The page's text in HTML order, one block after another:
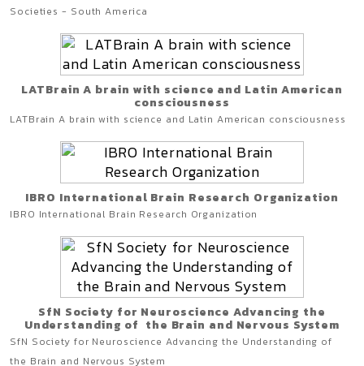
Societies - South America
LATBrain A brain with science and Latin American
consciousness
LATBrain A brain with science and Latin American consciousness
IBRO International Brain Research Organization
IBRO International Brain Research Organization
SfN Society for Neuroscience Advancing the
Understanding of the Brain and Nervous System
SfN Society for Neuroscience Advancing the Understanding of
the Brain and Nervous System